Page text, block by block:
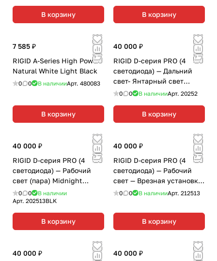
В корзину В корзину
7 585 ₽
RIGID A-Series High Power
Natural White Light Black
0 0 В наличииАрт. 480083
В корзину
40 000 ₽
RIGID D-серия PRO (4
светодиода) — Дальний
свет- Янтарный свет
(пара)
0 0 В наличииАрт. 20252
В корзину
40 000 ₽
RIGID D-серия PRO (4
светодиода) — Рабочий
свет (пара) Midnight
Edition
0 0
В наличии
Арт. 202513BLK
В корзину
40 000 ₽
RIGID D-серия PRO (4
светодиода) — Рабочий
свет — Врезная установка
(пара)
0 0 В наличииАрт. 212513
В корзину
40 000 ₽
40 000 ₽